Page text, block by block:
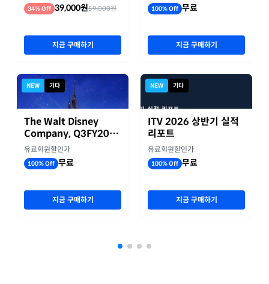
34% Off 39,000원59,000원
지금 구매하기
NEW 기타
The Walt Disney
Company, Q3FY2026
실적자료
유료회원할인가
100% Off 무료
지금 구매하기
100% Off 무료
지금 구매하기
NEW 기타
ITV 2026 상반기 실적
리포트
유료회원할인가
100% Off 무료
지금 구매하기